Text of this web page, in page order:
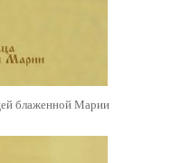
блаженной Марии